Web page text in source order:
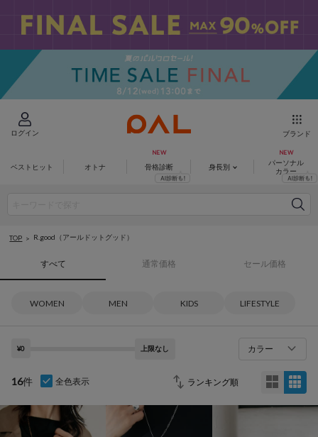
ログイン ブランド
ベストヒット オトナ 骨格診断 身長別
パーソナル
カラー
TOP R.good（アールドットグッド）
すべて 通常価格 セール価格
WOMEN MEN KIDS LIFESTYLE
¥0 上限なし カラー
16件 全色表示